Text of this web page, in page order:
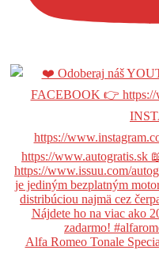
Alfa Romeo Tonale